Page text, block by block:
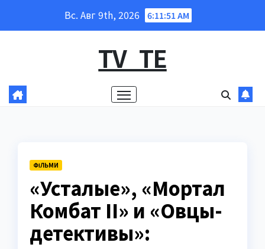
Вс. Авг 9th, 2026 6:11:52 AM
TV_TE
ФІЛЬМИ
«Усталые», «Мортал
Комбат II» и «Овцы-
детективы»: